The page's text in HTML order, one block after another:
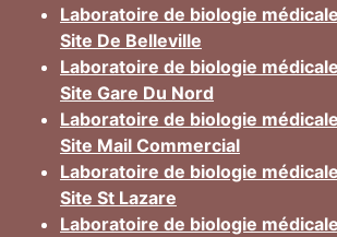
Laboratoire de biologie
Site De Belleville
Laboratoire de biologie
Site Gare Du Nord
Laboratoire de biologie
Site Mail Commercial
Laboratoire de biologie
Site St Lazare
Laboratoire de biologie